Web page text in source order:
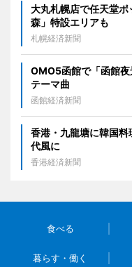
大丸札幌店で任天堂
森」特設エリアも
札幌経済新聞
OMO5函館で「函館
テーマ曲
函館経済新聞
香港・九龍塘に韓国
代風に
香港経済新聞
食べる
暮らす・働く